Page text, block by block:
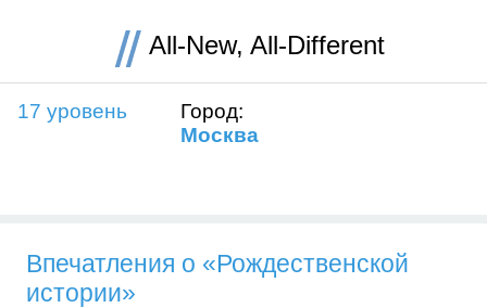
All-New, All-Different
17 уровень
Город:
Москва
Впечатления о «Рождественской
истории»